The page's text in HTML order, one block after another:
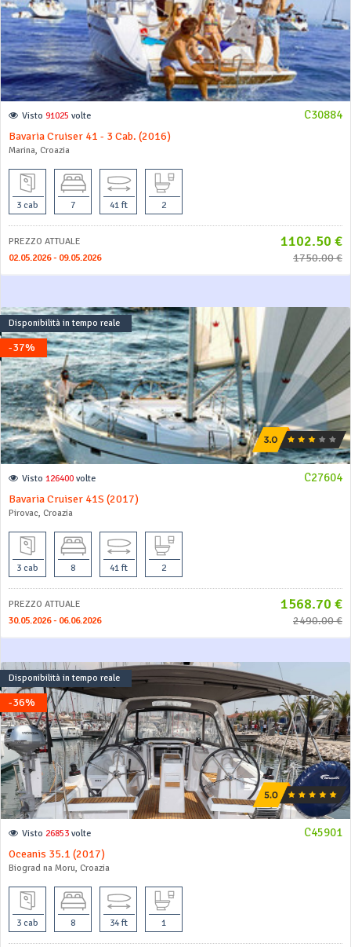
C30884
Visto 91025 volte
Bavaria Cruiser 41 - 3 Cab. (2016)
Marina, Croazia
3 cab 7 41 ft 2
PREZZO ATTUALE 1102.50 €
02.05.2026 - 09.05.2026 1750.00 €
-37%
Disponibilità in tempo reale
C27604
Visto 126400 volte
Bavaria Cruiser 41S (2017)
Pirovac, Croazia
3 cab 8 41 ft 2
PREZZO ATTUALE 1568.70 €
30.05.2026 - 06.06.2026 2490.00 €
-36%
Disponibilità in tempo reale
C45901
Visto 26853 volte
Oceanis 35.1 (2017)
Biograd na Moru, Croazia
3 cab 8 34 ft 1